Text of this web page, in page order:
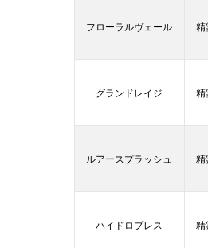
フローラルヴェール 精
グランドレイジ 精
ルアースプラッシュ 精
ハイドロプレス 精